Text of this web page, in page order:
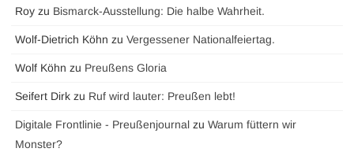
Roy zu Bismarck-Ausstellung: Die halbe Wahrheit.
Wolf-Dietrich Köhn zu Vergessener Nationalfeiertag.
Wolf Köhn zu Preußens Gloria
Seifert Dirk zu Ruf wird lauter: Preußen lebt!
Digitale Frontlinie - Preußenjournal zu Warum füttern wir
Monster?